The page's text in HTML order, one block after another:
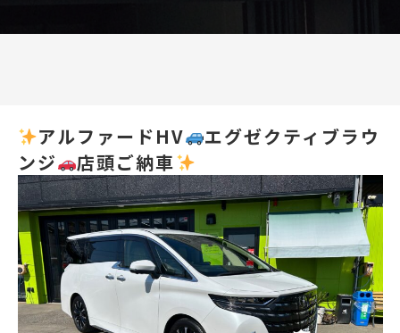
アルファードHV
エグゼクティブラウ
ンジ
店頭ご納車